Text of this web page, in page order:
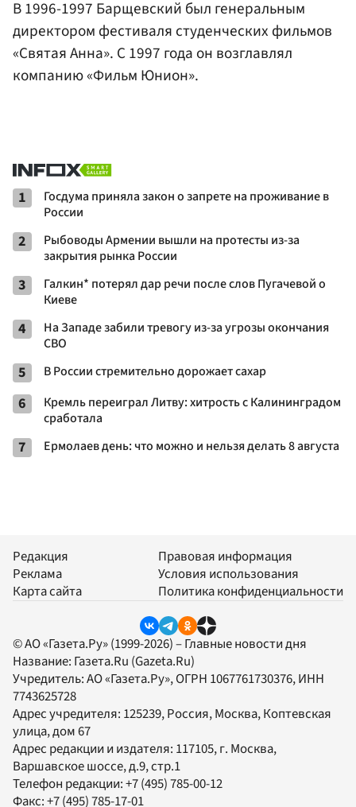
В 1996-1997 Барщевский был генеральным
директором фестиваля студенческих фильмов
«Святая Анна». С 1997 года он возглавлял
компанию «Фильм Юнион».
1
Госдума приняла закон о запрете на проживание в
России
2
Рыбоводы Армении вышли на протесты из-за
закрытия рынка России
3
Галкин* потерял дар речи после слов Пугачевой о
Киеве
4
На Западе забили тревогу из-за угрозы окончания
СВО
5 В России стремительно дорожает сахар
6
Кремль переиграл Литву: хитрость с Калининградом
сработала
7 Ермолаев день: что можно и нельзя делать 8 августа
Редакция
Реклама
Карта сайта
Правовая информация
Условия использования
Политика конфиденциальности
© АО «Газета.Ру» (1999-2026) – Главные новости дня
Название: Газета.Ru (Gazeta.Ru)
Учредитель:АО «Газета.Ру», ОГРН 1067761730376, ИНН
7743625728
Адрес учредителя: 125239, Россия, Москва, Коптевская
улица, дом 67
Адрес редакции и издателя: 117105, г. Москва,
Варшавское шоссе, д.9, стр.1
Телефон редакции:+7 (495) 785-00-12
Факс:+7 (495) 785-17-01